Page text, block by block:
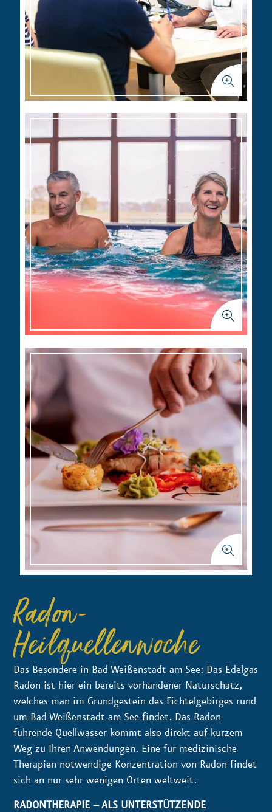
Radon-
Heilquellenwoche
Das Besondere in Bad Weißenstadt am See: Das Edelgas
Radon ist hier ein bereits vorhandener Naturschatz,
welches man im Grundgestein des Fichtelgebirges rund
um Bad Weißenstadt am See findet. Das Radon
führende Quellwasser kommt also direkt auf kurzem
Weg zu Ihren Anwendungen. Eine für medizinische
Therapien notwendige Konzentration von Radon findet
sich an nur sehr wenigen Orten weltweit.
RADONTHERAPIE – ALS UNTERSTÜTZENDE